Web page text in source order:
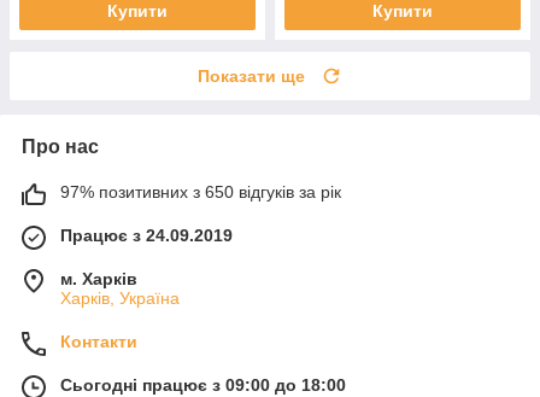
Купити Купити
Показати ще
Про нас
97% позитивних з 650 відгуків за рік
Працює з 24.09.2019
м. Харків
Харків, Україна
Контакти
Сьогодні працює з 09:00 до 18:00